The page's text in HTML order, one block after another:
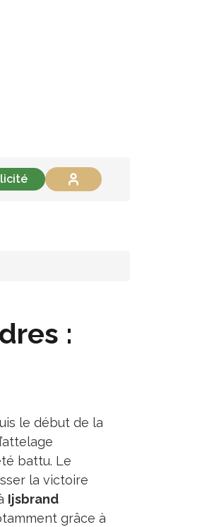
:
le début de la
battu. Le
la victoire
Ijsbrand
grâce à